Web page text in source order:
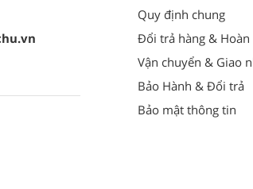
Quy định chung
Đổi trả hàng & Hoàn
Vận chuyển & Giao
Bảo Hành & Đổi trả
Bảo mật thông tin